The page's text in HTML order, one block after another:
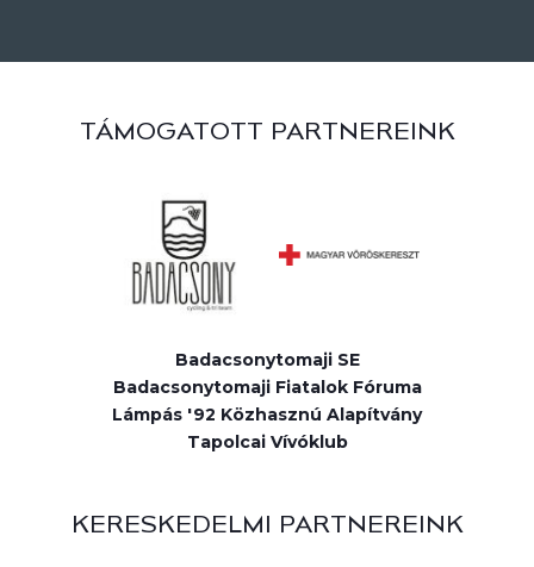
TÁMOGATOTT PARTNEREINK
Badacsonytomaji SE
Badacsonytomaji Fiatalok Fóruma
Lámpás '92 Közhasznú Alapítvány
Tapolcai Vívóklub
KERESKEDELMI PARTNEREINK